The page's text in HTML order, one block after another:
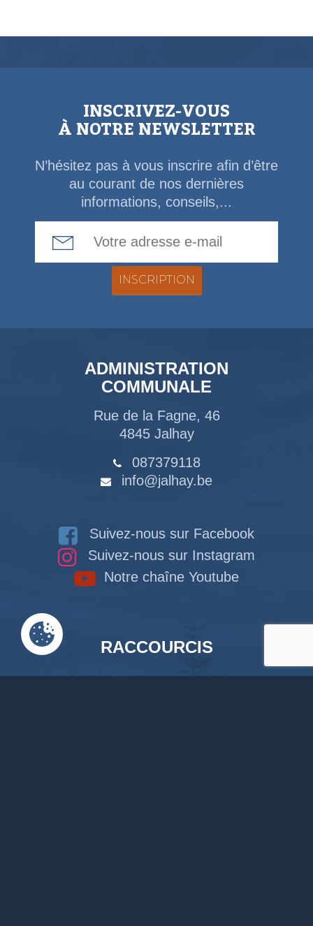
INSCRIVEZ-VOUS
À NOTRE NEWSLETTER
N’hésitez pas à vous inscrire afin d’être
au courant de nos dernières
informations, conseils,...
ADMINISTRATION
COMMUNALE
Rue de la Fagne, 46
4845 Jalhay
087379118
info@jalhay.be
Suivez-nous sur Facebook
Suivez-nous sur Instagram
Notre chaîne Youtube
RACCOURCIS